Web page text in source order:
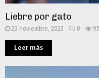
Liebre por gato
23 noviembre, 2023 0
Leer más